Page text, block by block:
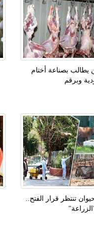
يطالب بصناعة أختام
وبرقم
حيوان تنتظر قرار الفتح..